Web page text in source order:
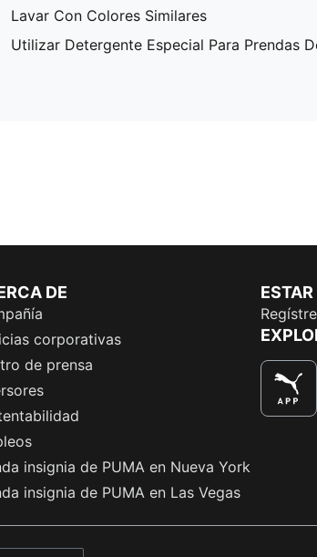
Lavar Con Colores Similares
Utilizar Detergente Especial Para Prendas
DE
corporativas
de prensa
insignia de PUMA en Nueva York
insignia de PUMA en Las Vegas